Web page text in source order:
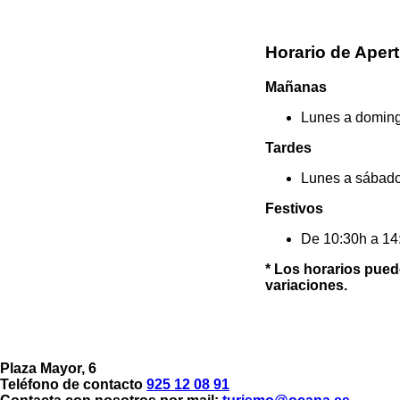
Horario de
Mañanas
Lunes a
Tardes
Lunes a
Festivos
De 10:30h a
* Los horarios
variaciones.
Plaza Mayor, 6
Teléfono de contacto 925 12 08 91